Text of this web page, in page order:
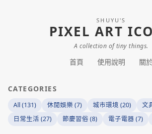
SHUYU'S
PIXEL ART
A collection of tiny things.
首頁 使用說明 關
CATEGORIES
All (131) 休閒娛樂 (7) 城市環境 (20)
文
日常生活 (27)
節慶習俗 (8) 電子電器 (7)